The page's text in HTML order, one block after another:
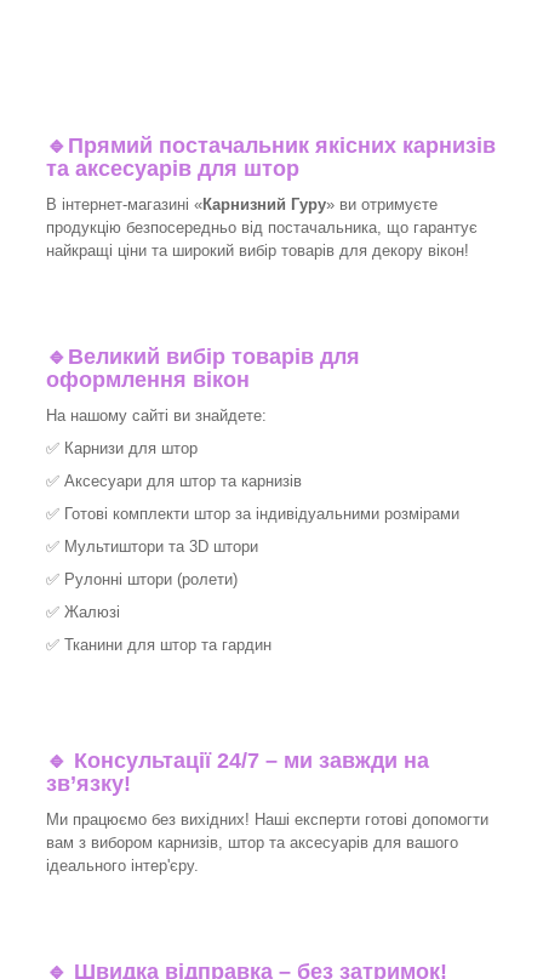
🔹 Прямий постачальник якісних карнизів
та аксесуарів для штор
В інтернет-магазині «Карнизний Гуру» ви отримуєте
продукцію безпосередньо від постачальника, що гарантує
найкращі ціни та широкий вибір товарів для декору вікон!​
🔹 Великий вибір товарів для
оформлення вікон
На нашому сайті ви знайдете:
✅ Карнизи для штор
✅ Аксесуари для штор та карнизів
✅ Готові комплекти штор за індивідуальними розмірами
✅ Мультиштори та 3D штори
✅ Рулонні штори (ролети)
✅ Жалюзі
✅ Тканини для штор та гардин
🔹 Консультації 24/7 – ми завжди на
зв’язку!
Ми працюємо без вихідних! Наші експерти готові допомогти
вам з вибором карнизів, штор та аксесуарів для вашого
ідеального інтер'єру.​
🔹 Швидка відправка – без затримок!